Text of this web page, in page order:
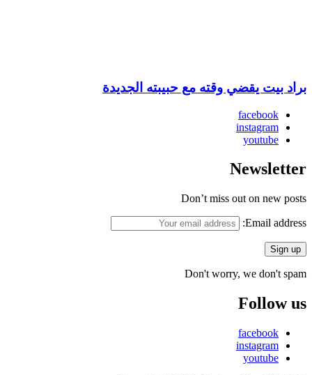
براد بيت يقضي وقته مع حبيبته الجديدة
facebook
instagram
youtube
Newsletter
Don’t miss out on new posts
Email address:
Don't worry, we don't spam
Follow us
facebook
instagram
youtube